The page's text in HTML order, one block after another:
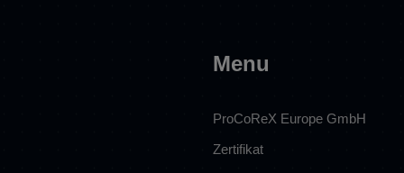
Menu
ProCoReX Europe GmbH
Zertifikat